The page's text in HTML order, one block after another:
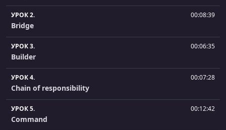
УРОК 2. 00:08:39
Bridge
УРОК 3. 00:06:35
Builder
УРОК 4. 00:07:28
Chain of responsibility
УРОК 5. 00:12:42
Command